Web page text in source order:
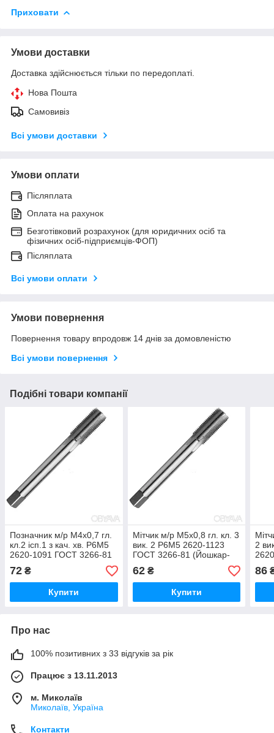
Приховати
Умови доставки
Доставка здійснюється тільки по передоплаті.
Нова Пошта
Самовивіз
Всі умови доставки
Умови оплати
Післяплата
Оплата на рахунок
Безготівковий розрахунок (для юридичних осіб та
фізичних осіб-підприємців-ФОП)
Післяплата
Всі умови оплати
Умови повернення
Повернення товару впродовж 14 днів за домовленістю
Всі умови повернення
Подібні товари компанії
Позначник м/р М4х0,7 гл.
кл.2 ісп.1 з кач. хв. Р6М5
2620-1091 ГОСТ 3266-81
(Йошкар-Ола)
72 ₴
Купити
Мітчик м/р М5х0,8 гл. кл. 3
вик. 2 Р6М5 2620-1123
ГОСТ 3266-81 (Йошкар-
Ола)
62₴
Купити
2
(ЛІЗ)
86
Про нас
100% позитивних з 33 відгуків за рік
Працює з 13.11.2013
м. Миколаїв
Миколаїв, Україна
Контакти